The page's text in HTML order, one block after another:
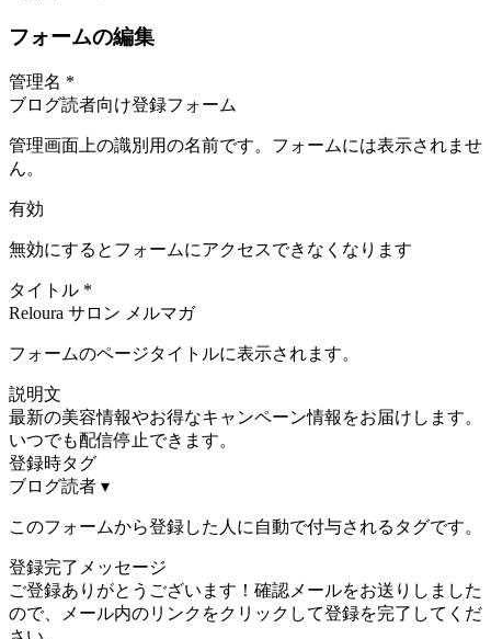
フォームの編集
管理名 *
ブログ読者向け登録フォーム
管理画面上の識別用の名前です。フォームには表示されませ
ん。
有効
無効にするとフォームにアクセスできなくなります
タイトル *
Reloura サロン メルマガ
フォームのページタイトルに表示されます。
説明文
最新の美容情報やお得なキャンペーン情報をお届けします。
いつでも配信停止できます。
登録時タグ
ブログ読者 ▾
このフォームから登録した人に自動で付与されるタグです。
登録完了メッセージ
ご登録ありがとうございます！確認メールをお送りしました
ので、メール内のリンクをクリックして登録を完了してくだ